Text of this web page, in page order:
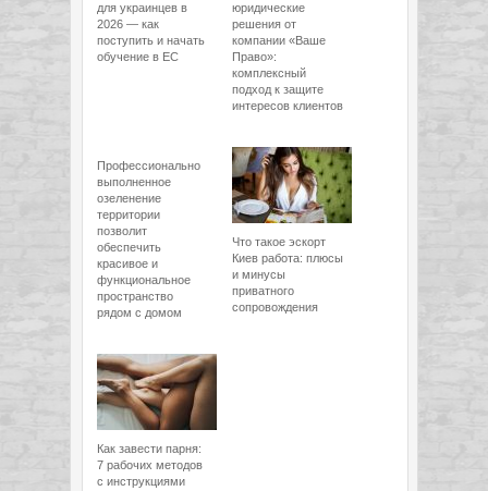
для украинцев в
2026 — как
поступить и начать
обучение в ЕС
юридические
решения от
компании «Ваше
Право»:
комплексный
подход к защите
интересов клиентов
Профессионально
выполненное
озеленение
территории
позволит
обеспечить
красивое и
функциональное
пространство
рядом с домом
Что такое эскорт
Киев работа: плюсы
и минусы
приватного
сопровождения
Как завести парня:
7 рабочих методов
с инструкциями